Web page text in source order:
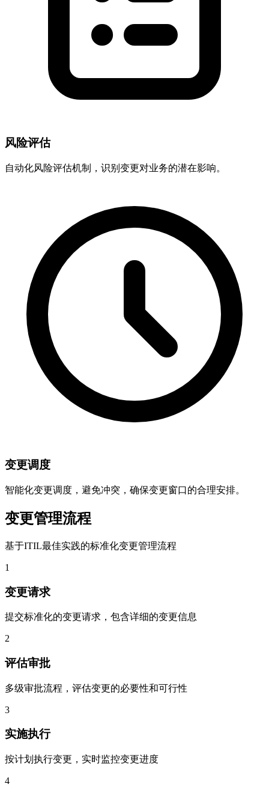
风险评估
自动化风险评估机制，识别变更对业务的潜在影响。
变更调度
智能化变更调度，避免冲突，确保变更窗口的合理安排。
变更管理流程
基于ITIL最佳实践的标准化变更管理流程
1
变更请求
提交标准化的变更请求，包含详细的变更信息
2
评估审批
多级审批流程，评估变更的必要性和可行性
3
实施执行
按计划执行变更，实时监控变更进度
4